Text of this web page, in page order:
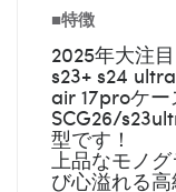
■特徴
2025年大注
s23+ s24
air 17proケ
SCG26/
型です！
上品なモノ
び心溢れる